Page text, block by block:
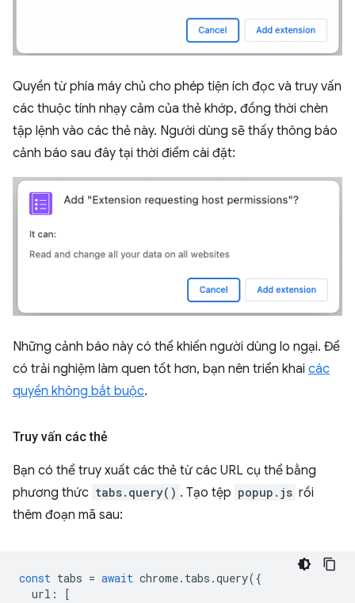
Quyền từ phía máy chủ cho phép tiện ích đọc và truy vấn
các thuộc tính nhạy cảm của thẻ khớp, đồng thời chèn
tập lệnh vào các thẻ này. Người dùng sẽ thấy thông báo
cảnh báo sau đây tại thời điểm cài đặt:
Những cảnh báo này có thể khiến người dùng lo ngại. Để
có trải nghiệm làm quen tốt hơn, bạn nên triển khai các
quyền không bắt buộc.
Truy vấn các thẻ
Bạn có thể truy xuất các thẻ từ các URL cụ thể bằng
phương thức tabs.query() . Tạo tệp popup.js rồi
thêm đoạn mã sau:
const tabs = await chrome. tabs .query({
url :
[